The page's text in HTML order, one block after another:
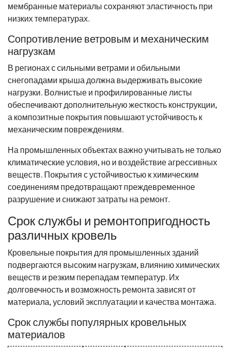
мембранные материалы сохраняют эластичность при
низких температурах.
Сопротивление ветровым и механическим
нагрузкам
В регионах с сильными ветрами и обильными
снегопадами крыша должна выдерживать высокие
нагрузки. Волнистые и профилированные листы
обеспечивают дополнительную жесткость конструкции,
а композитные покрытия повышают устойчивость к
механическим повреждениям.
На промышленных объектах важно учитывать не только
климатические условия, но и воздействие агрессивных
веществ. Покрытия с устойчивостью к химическим
соединениям предотвращают преждевременное
разрушение и снижают затраты на ремонт.
Срок службы и ремонтопригодность
различных кровель
Кровельные покрытия для промышленных зданий
подвергаются высоким нагрузкам, влиянию химических
веществ и резким перепадам температур. Их
долговечность и возможность ремонта зависят от
материала, условий эксплуатации и качества монтажа.
Срок службы популярных кровельных
материалов